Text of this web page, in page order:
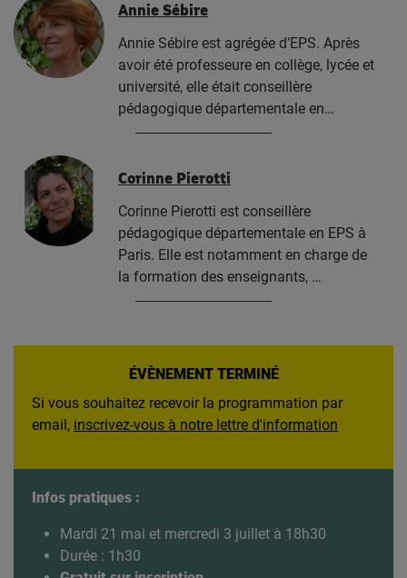
Annie Sébire
Annie Sébire est agrégée d’EPS. Après
avoir été professeure en collège, lycée et
université, elle était conseillère
pédagogique départementale en…
Corinne Pierotti
Corinne Pierotti est conseillère
pédagogique départementale en EPS à
Paris. Elle est notamment en charge de
la formation des enseignants, …
ÉVÈNEMENT TERMINÉ
Si vous souhaitez recevoir la programmation par
email, inscrivez-vous à notre lettre d'information
Infos pratiques :
Mardi 21 mai et mercredi 3 juillet à 18h30
Durée : 1h30